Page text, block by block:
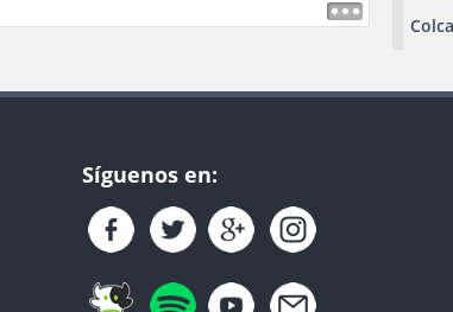
Síguenos en: